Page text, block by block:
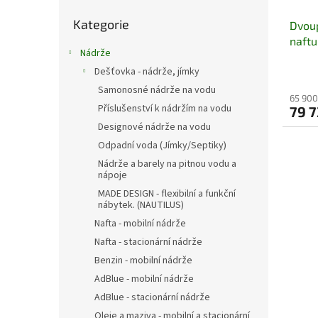
kategorie
Kategorie
Nádrže
Dešťovka - nádrže, jímky
Samonosné nádrže na vodu
Příslušenství k nádržím na vodu
Designové nádrže na vodu
Odpadní voda (Jímky/Septiky)
Nádrže a barely na pitnou vodu a
nápoje
MADE DESIGN - flexibilní a funkční
nábytek. (NAUTILUS)
Nafta - mobilní nádrže
Nafta - stacionární nádrže
Benzin - mobilní nádrže
AdBlue - mobilní nádrže
AdBlue - stacionární nádrže
naftu
65
79